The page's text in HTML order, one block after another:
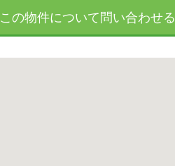
この物件について問い合わせる